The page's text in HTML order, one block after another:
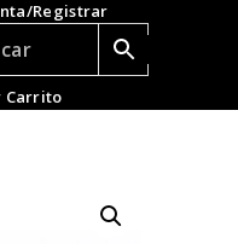
Registrar
Carrito